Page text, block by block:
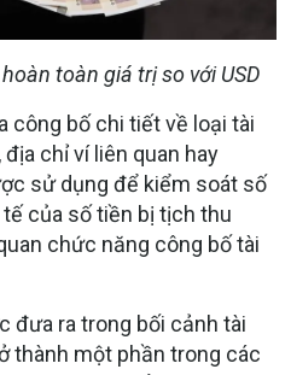
toàn giá trị so với USD
công bố chi tiết về loại tài
chỉ ví liên quan hay
sử dụng để kiểm soát số
của số tiền bị tịch thu
chức năng công bố tài
đưa ra trong bối cảnh tài
thành một phần trong các